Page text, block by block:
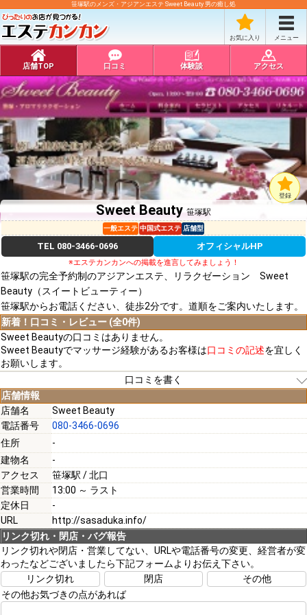
笹塚駅のメンズ・アジアンエステ Sweet Beauty 男の癒し処
お気に入り メニュー
店舗TOP 口コミ 体験談 アクセス
Sweet Beauty 笹塚駅
登録
一般エステ 中国式エステ 店舗型
TEL 080-3466-0696 オフィシャルHP
※エステカンカンへの掲載を進言してみましょう！
笹塚駅の完全予約制のアジアンエステ、リラクゼーション Sweet
Beauty（スイートビューティー）
笹塚駅からお電話ください、徒歩2分です。道順をご案内いたします。
新着！口コミ・レビュー (全0件)
Sweet Beautyの口コミはありません。
Sweet Beautyでマッサージ経験があるお客様は口コミの記述を宜しく
お願いします。
口コミを書く
[必須]
[必須]
[必須]
注意事項
店舗情報
店舗名
Sweet Beauty
電話番号
080-3466-0696
住所
-
建物名
-
アクセス
笹塚駅 / 北口
営業時間
13:00 ～ ラスト
定休日
-
URL
http://sasaduka.info/
リンク切れ・閉店・バグ報告
リンク切れや閉店・営業してない、URLや電話番号の変更、経営者が変
わったなどございましたら下記フォームよりお伝え下さい。
リンク切れ
閉店
その他
その他お気づきの点があれば